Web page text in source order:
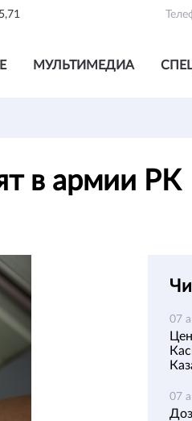
5,71
МУЛЬТИМЕДИА
в армии РК
07
07